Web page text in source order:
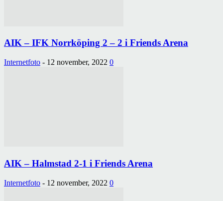
AIK – IFK Norrköping 2 – 2 i Friends Arena
Internetfoto - 12 november, 2022 0
AIK – Halmstad 2-1 i Friends Arena
Internetfoto - 12 november, 2022 0